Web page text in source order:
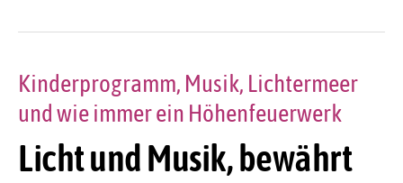
Licht und Musik, bewährt
Kinderprogramm, Musik, Lichtermeer
und wie immer ein Höhenfeuerwerk